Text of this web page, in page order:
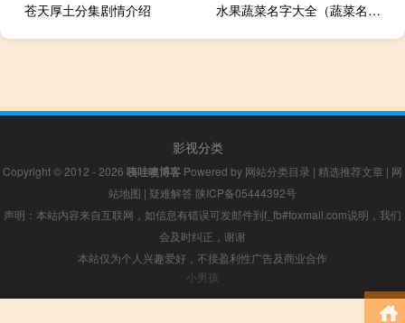
苍天厚土分集剧情介绍
水果蔬菜名字大全（蔬菜名字大全）
影视分类
Copyright © 2012 - 2026 咦哇噢博客 Powered by 网站分类目录 | 精选推荐文章 | 网
站地图 | 疑难解答 陕ICP备05444392号
声明：本站内容来自互联网，如信息有错误可发邮件到f_fb#foxmail.com说明，我们
会及时纠正，谢谢
本站仅为个人兴趣爱好，不接盈利性广告及商业合作
小男孩